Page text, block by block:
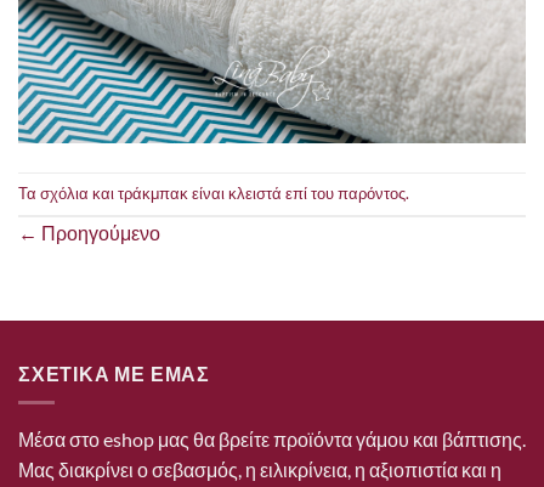
Τα σχόλια και τράκμπακ είναι κλειστά επί του παρόντος.
← Προηγούμενο
ΣΧΕΤΙΚΑ ΜΕ ΕΜΑΣ
Μέσα στο eshop μας θα βρείτε προϊόντα γάμου και βάπτισης.
Μας διακρίνει ο σεβασμός, η ειλικρίνεια, η αξιοπιστία και η